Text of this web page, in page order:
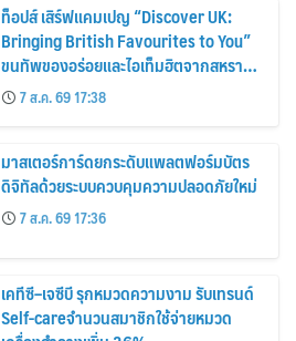
ท็อปส์ เสิร์ฟแคมเปญ “Discover UK:
Bringing British Favourites to You”
ขนทัพของอร่อยและไอเท็มฮิตจากสหราช
อาณาจักร ส่งตรงถึงมือตั้งแต่วันนี้ – 18
สิงหาคมนี้
7 ส.ค. 69 17:38
มาสเตอร์การ์ดยกระดับแพลตฟอร์มบัตร
ดิจิทัลด้วยระบบควบคุมความปลอดภัยใหม่
7 ส.ค. 69 17:36
เคทีซี–เจซีบี รุกหมวดความงาม รับเทรนด์
Self-careจำนวนสมาชิกใช้จ่ายหมวด